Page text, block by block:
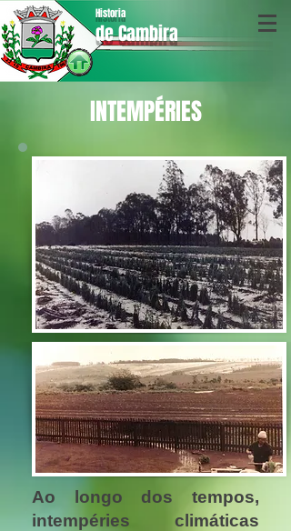
de Cambira
Historia
INTEMPÉRIES
Ao longo dos tempos,
intempéries climáticas